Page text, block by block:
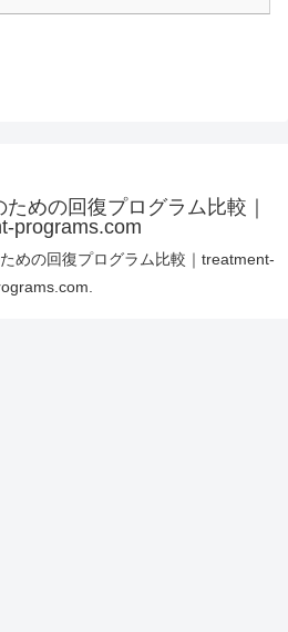
めの回復プログラム比較｜
programs.com
めの回復プログラム比較｜treatment-